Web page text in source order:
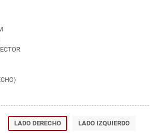
LADO DERECHO LADO IZQUIERDO